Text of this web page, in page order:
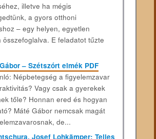
illetve ha mégis
a gyors otthoni
– egy helyen, egyetlen
összefoglalva. E feladatot tűzte
– Szétszórt elmék PDF
Népbetegség a figyelemzavar
Vagy csak a gyerekek
tőle? Honnan ered és hogyan
Máté Gábor nemcsak magát
de...
Josef Lohkämper: Teljes